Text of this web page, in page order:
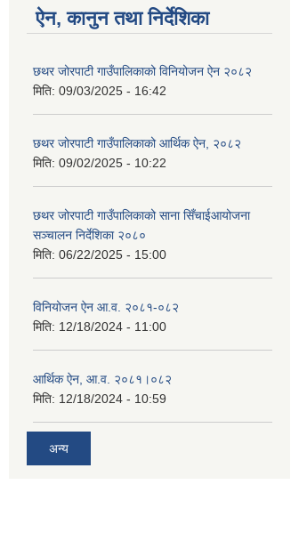
ऐन, कानुन तथा निर्देशिका
छथर जोरपाटी गाउँपालिकाको विनियोजन ऐन २०८२
मिति: 09/03/2025 - 16:42
छथर जोरपाटी गाउँपालिकाको आर्थिक ऐन, २०८२
मिति: 09/02/2025 - 10:22
छथर जोरपाटी गाउँपालिकाको साना सिँचाईआयोजना
सञ्चालन निर्देशिका २०८०
मिति: 06/22/2025 - 15:00
विनियोजन ऐन आ.व. २०८१-०८२
मिति: 12/18/2024 - 11:00
आर्थिक ऐन, आ.व. २०८१।०८२
मिति: 12/18/2024 - 10:59
अन्य